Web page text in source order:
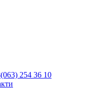
254 36 10